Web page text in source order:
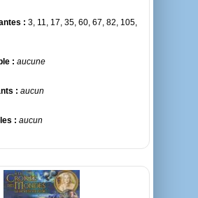
: 3, 11, 17, 35, 60, 67, 82, 105,
: aucune
: aucun
: aucun